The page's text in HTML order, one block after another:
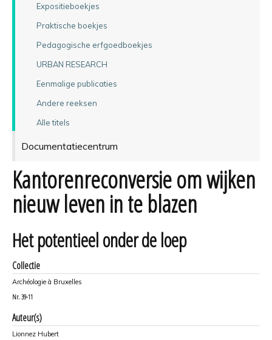
Expositieboekjes
Praktische boekjes
Pedagogische erfgoedboekjes
URBAN RESEARCH
Eenmalige publicaties
Andere reeksen
Alle titels
Documentatiecentrum
Kantorenreconversie om wijken
nieuw leven in te blazen
Het potentieel onder de loep
Collectie
Archéologie à Bruxelles
Nr. 39-11
Auteur(s)
Lionnez Hubert